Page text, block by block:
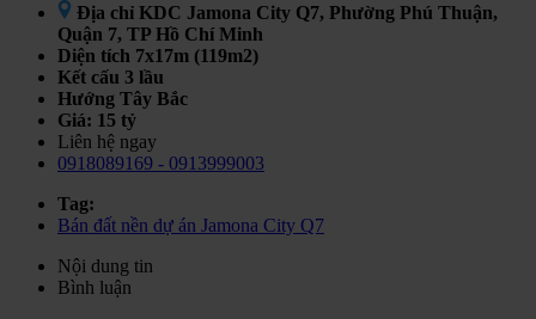
Địa chỉ KDC Jamona City Q7, Phường Phú Thuận,
Quận 7, TP Hồ Chí Minh
Diện tích 7x17m (119m2)
Kết cấu 3 lầu
Hướng Tây Bắc
Giá: 15 tỷ
Liên hệ ngay
0918089169 - 0913999003
Tag:
Bán đất nền dự án Jamona City Q7
Nội dung tin
Bình luận